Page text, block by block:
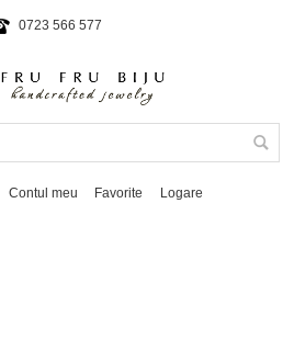
0723 566 577
Contul meu Favorite Logare